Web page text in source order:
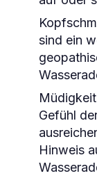
sind ein
Gefühl
Hinweis